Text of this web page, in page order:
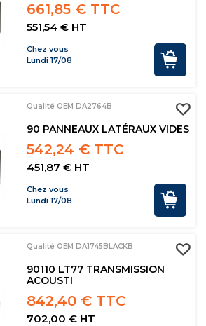
661,85 € TTC
551,54 € HT
Chez vous
Lundi 17/08
Qualité OEM DA2764B
90 PANNEAUX LATÉRAUX VIDES
542,24 € TTC
451,87 € HT
Chez vous
Lundi 17/08
Qualité OEM DA1745BLACKB
90110 LT77 TRANSMISSION
ACOUSTI
842,40 € TTC
702,00 € HT